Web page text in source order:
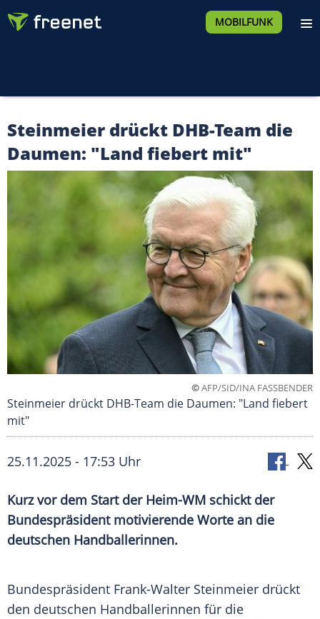
MOBILFUNK
Steinmeier drückt DHB-Team die
Daumen: "Land fiebert mit"
©AFP/SID/INA FASSBENDER
Steinmeier drückt DHB-Team die Daumen: "Land fiebert
mit"
25.11.2025 - 17:53 Uhr
Kurz vor dem Start der Heim-WM schickt der
Bundespräsident motivierende Worte an die
deutschen Handballerinnen.
Bundespräsident Frank-Walter Steinmeier drückt
den deutschen Handballerinnen für die